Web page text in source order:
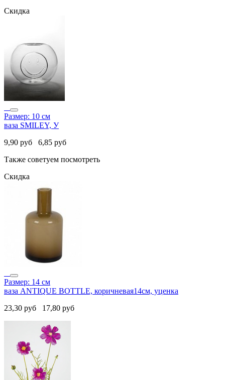
Скидка
Размер: 10 см
ваза SMILEY, У
9,90 руб 6,85 руб
Также советуем посмотреть
Скидка
Размер: 14 см
ваза ANTIQUE BOTTLE, коричневая14см, уценка
23,30 руб 17,80 руб